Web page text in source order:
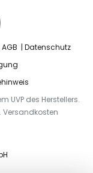
AGB
Datenschutz
UVP des Herstellers.
Versandkosten